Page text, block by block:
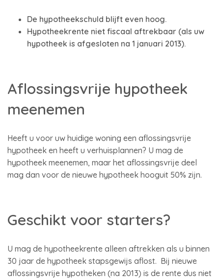
De hypotheekschuld blijft even hoog.
Hypotheekrente niet fiscaal aftrekbaar (als uw
hypotheek is afgesloten na 1 januari 2013).
Aflossingsvrije hypotheek
meenemen
Heeft u voor uw huidige woning een aflossingsvrije
hypotheek en heeft u verhuisplannen? U mag de
hypotheek meenemen, maar het aflossingsvrije deel
mag dan voor de nieuwe hypotheek hooguit 50% zijn.
Geschikt voor starters?
U mag de hypotheekrente alleen aftrekken als u binnen
30 jaar de hypotheek stapsgewijs aflost. Bij nieuwe
aflossingsvrije hypotheken (na 2013) is de rente dus niet